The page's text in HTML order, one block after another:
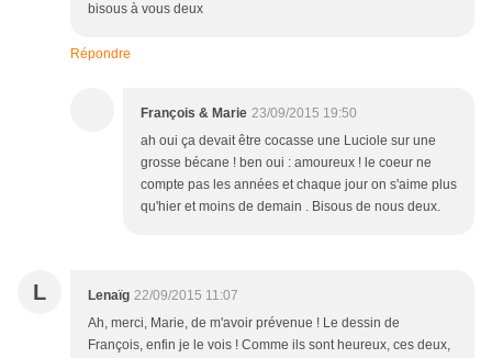
bisous à vous deux
Répondre
François & Marie 23/09/2015 19:50
ah oui ça devait être cocasse une Luciole sur une
grosse bécane ! ben oui : amoureux ! le coeur ne
compte pas les années et chaque jour on s'aime plus
qu'hier et moins de demain . Bisous de nous deux.
L Lenaïg 22/09/2015 11:07
Ah, merci, Marie, de m'avoir prévenue ! Le dessin de
François, enfin je le vois ! Comme ils sont heureux, ces deux,